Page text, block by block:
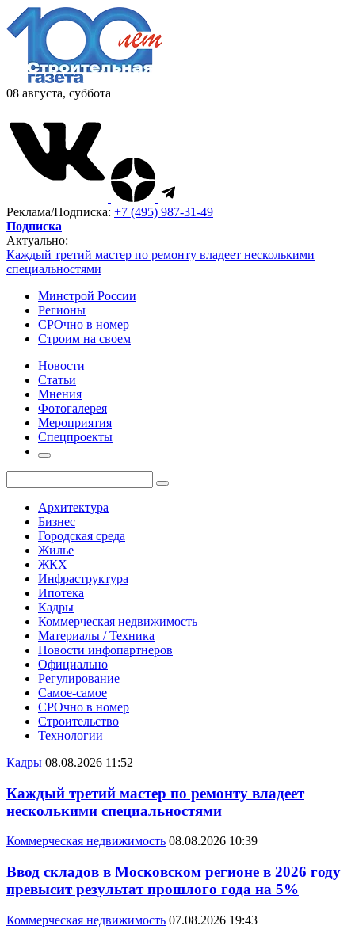
08 августа, суббота
Реклама/Подписка: +7 (495) 987-31-49
Подписка
Актуально:
Каждый третий мастер по ремонту владеет несколькими
специальностями
Минстрой России
Регионы
СРОчно в номер
Строим на своем
Новости
Статьи
Мнения
Фотогалерея
Мероприятия
Спецпроекты
Архитектура
Бизнес
Городская среда
Жилье
ЖКХ
Инфраструктура
Ипотека
Кадры
Коммерческая недвижимость
Материалы / Техника
Новости инфопартнеров
Официально
Регулирование
Самое-самое
СРОчно в номер
Строительство
Технологии
Кадры 08.08.2026 11:52
Каждый третий мастер по ремонту владеет
несколькими специальностями
Коммерческая недвижимость 08.08.2026 10:39
Ввод складов в Московском регионе в 2026 году
превысит результат прошлого года на 5%
Коммерческая недвижимость 07.08.2026 19:43